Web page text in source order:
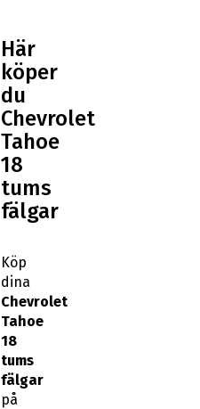
Här
köper
du
Chevrolet
Tahoe
18
tums
fälgar
Köp
dina
Chevrolet
Tahoe
18
tums
fälgar
på